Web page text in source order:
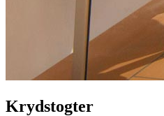
Krydstogter